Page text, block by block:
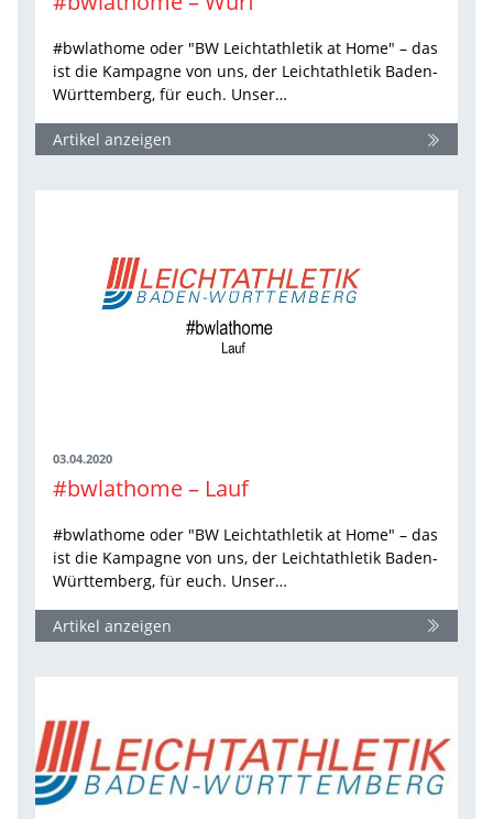
#bwlathome oder "BW Leichtathletik at Home" – das
ist die Kampagne von uns, der Leichtathletik Baden-
Württemberg, für euch. Unser…
Artikel anzeigen
03.04.2020
#bwlathome – Lauf
#bwlathome oder "BW Leichtathletik at Home" – das
ist die Kampagne von uns, der Leichtathletik Baden-
Württemberg, für euch. Unser…
Artikel anzeigen